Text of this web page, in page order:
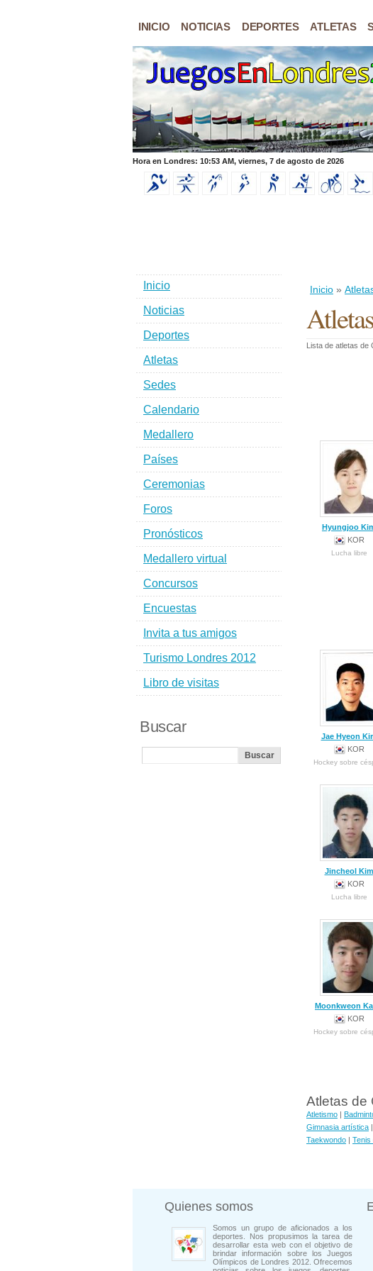
INICIO NOTICIAS DEPORTES ATLETAS
Hora en Londres: 10:53 AM, viernes, 7 de agosto de 2026
Inicio »
Lista de atletas de
Hyungjoo
KOR
Lucha libre
Jae Hyeon
KOR
Hockey sobre
Jincheol Kim
KOR
Lucha libre
Moonkweon
KOR
Hockey sobre
Atletas de
Atletismo |
Gimnasia artística |
Taekwondo | Tenis
Inicio
Noticias
Deportes
Atletas
Sedes
Calendario
Medallero
Países
Ceremonias
Foros
Pronósticos
Medallero virtual
Concursos
Encuestas
Invita a tus amigos
Turismo Londres 2012
Libro de visitas
Buscar
Quienes somos
Somos un grupo de aficionados a los
deportes. Nos propusimos la tarea de
desarrollar esta web con el objetivo de
brindar información sobre los Juegos
Olímpicos de Londres 2012. Ofrecemos